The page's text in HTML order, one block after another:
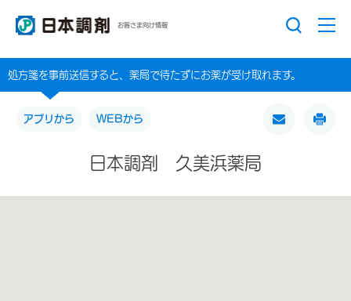
お客さま向け情報
処方箋を事前送信すると、薬局で待たずにお薬が受け取れます。
アプリから WEBから
日本調剤 久美浜薬局